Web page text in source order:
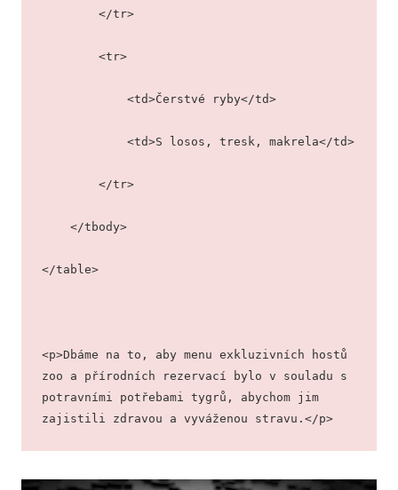
        </tr>
        <tr>
            <td>Čerstvé ryby</td>
            <td>S losos, tresk, makrela</td>
        </tr>
    </tbody>
</table>
<p>Dbáme na to, aby menu exkluzivních hostů
zoo a přírodních rezervací bylo v souladu s
potravními potřebami tygrů, abychom jim
zajistili zdravou a vyváženou stravu.</p>